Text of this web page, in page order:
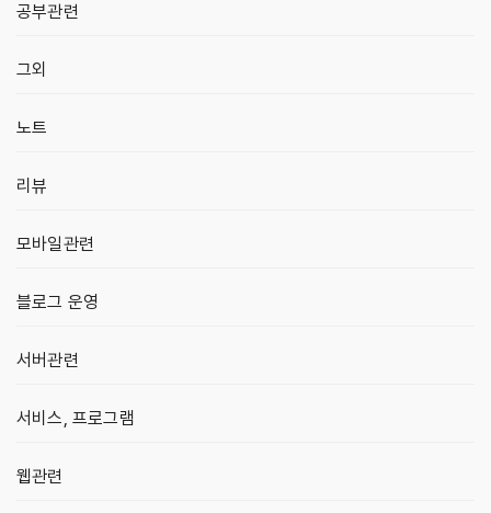
공부관련
그외
노트
리뷰
모바일관련
블로그 운영
서버관련
서비스, 프로그램
웹관련